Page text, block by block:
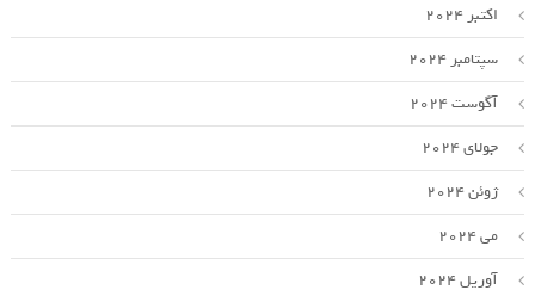
اکتبر 2024
سپتامبر 2024
آگوست 2024
جولای 2024
ژوئن 2024
می 2024
آوریل 2024